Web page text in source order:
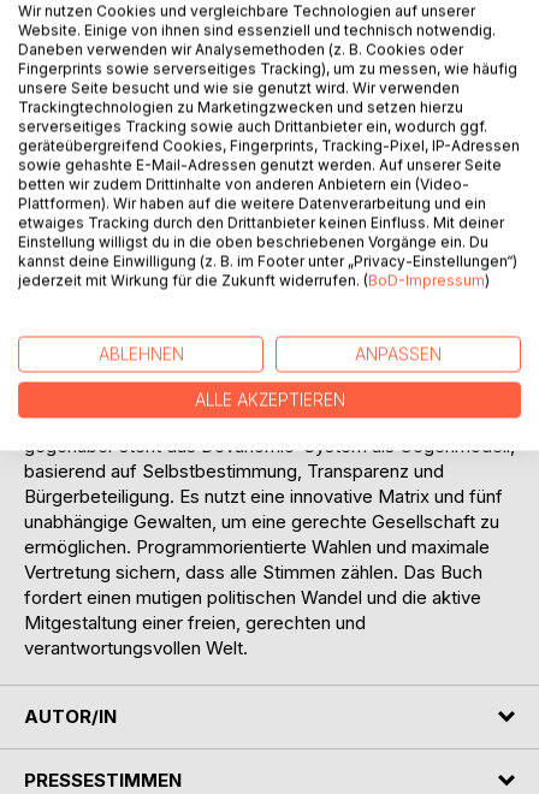
Auf die Merkliste
Titel bewerten
BESCHREIBUNG
Machtstruktur mit Ursprung in Worms, die durch
Finanzkontrolle, politische Manipulation und okkulte
Symbolik weltweiten Einfluss ausübt. Mächtige Familien
wie die Rothschilds prägen dieses System. Dem
gegenüber steht das Devanomic-System als Gegenmodell,
basierend auf Selbstbestimmung, Transparenz und
Bürgerbeteiligung. Es nutzt eine innovative Matrix und fünf
unabhängige Gewalten, um eine gerechte Gesellschaft zu
ermöglichen. Programmorientierte Wahlen und maximale
Vertretung sichern, dass alle Stimmen zählen. Das Buch
fordert einen mutigen politischen Wandel und die aktive
Mitgestaltung einer freien, gerechten und
verantwortungsvollen Welt.
AUTOR/IN
PRESSESTIMMEN
Wir nutzen Cookies und vergleichbare Technologien auf unserer
Website. Einige von ihnen sind essenziell und technisch notwendig.
Daneben verwenden wir Analysemethoden (z. B. Cookies oder
Fingerprints sowie serverseitiges Tracking), um zu messen, wie häufig
unsere Seite besucht und wie sie genutzt wird. Wir verwenden
Trackingtechnologien zu Marketingzwecken und setzen hierzu
serverseitiges Tracking sowie auch Drittanbieter ein, wodurch ggf.
geräteübergreifend Cookies, Fingerprints, Tracking-Pixel, IP-Adressen
sowie gehashte E-Mail-Adressen genutzt werden. Auf unserer Seite
betten wir zudem Drittinhalte von anderen Anbietern ein (Video-
Plattformen). Wir haben auf die weitere Datenverarbeitung und ein
etwaiges Tracking durch den Drittanbieter keinen Einfluss. Mit deiner
Einstellung willigst du in die oben beschriebenen Vorgänge ein. Du
kannst deine Einwilligung (z. B. im Footer unter „Privacy-Einstellungen“)
jederzeit mit Wirkung für die Zukunft widerrufen. (BoD-Impressum)
ABLEHNEN ANPASSEN
ALLE AKZEPTIEREN